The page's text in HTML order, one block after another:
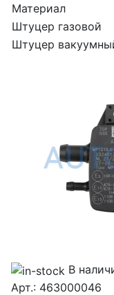
Материал
Штуцер газовой
Штуцер
В
Арт.: 463000046